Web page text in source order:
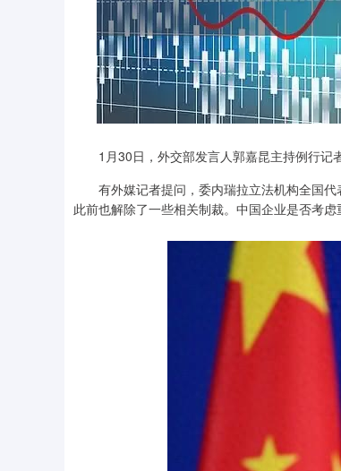
1月30日，外交部发言人郭嘉昆主持例行记者
有外媒记者提问，委内瑞拉立法机构全国代
此前也解除了一些相关制裁。中国企业是否考